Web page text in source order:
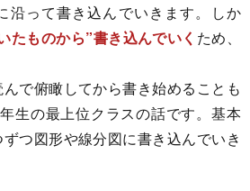
沿って書き込んでいきます。しか
たものから”書き込んでいく ため、
で俯瞰してから書き始めることも
生の最上位クラスの話です。基本
つ図形や線分図に書き込んでいき